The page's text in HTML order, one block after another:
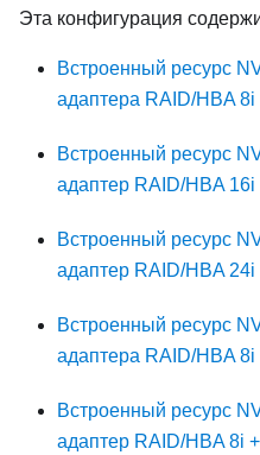
Эта конфигурация
Встроенный ресурс
адаптера RAID/HBA 8i
Встроенный ресурс
адаптер RAID/HBA 16i
Встроенный ресурс
адаптер RAID/HBA 24i
Встроенный ресурс
адаптера RAID/HBA 8i
Встроенный ресурс
адаптер RAID/HBA 8i